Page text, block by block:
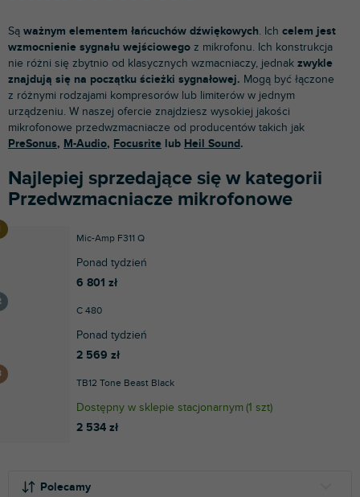
Są ważnym elementem łańcuchów dźwiękowych. Ich celem jest
wzmocnienie sygnału wejściowego z mikrofonu. Ich konstrukcja
nie różni się zbytnio od klasycznych wzmacniaczy, jednak zwykle
znajdują się na początku ścieżki sygnałowej. Mogą być łączone
z różnymi rodzajami kompresorów lub limiterów w jednym
urządzeniu. W naszej ofercie znajdziesz wysokiej jakości
mikrofonowe przedwzmacniacze od producentów takich jak
PreSonus, M-Audio, Focusrite lub Heil Sound.
Najlepiej sprzedające się w kategorii
Przedwzmacniacze mikrofonowe
Mic-Amp F311 Q
Ponad tydzień
6 801 zł
C 480
Ponad tydzień
2 569 zł
TB12 Tone Beast Black
Dostępny w sklepie stacjonarnym(1 szt)
2 534 zł
Polecamy